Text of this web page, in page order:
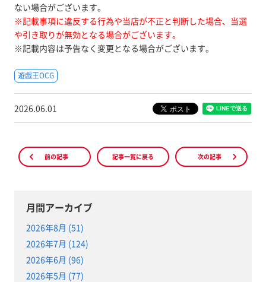
ない場合がございます。
※記載事項に違反する行為や当店が不正と判断した場合、当選
や引き取りが無効となる場合がございます。
※記載内容は予告なく変更となる場合がございます。
遊戯王OCG
2026.06.01
前の記事 記事一覧に戻る 次の記事
月間アーカイブ
2026年8月 (51)
2026年7月 (124)
2026年6月 (96)
2026年5月 (77)